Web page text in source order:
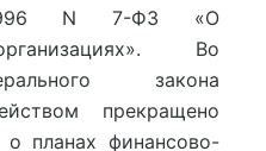
N 7-ФЗ «О
Во
закона
прекращено
планах финансово-